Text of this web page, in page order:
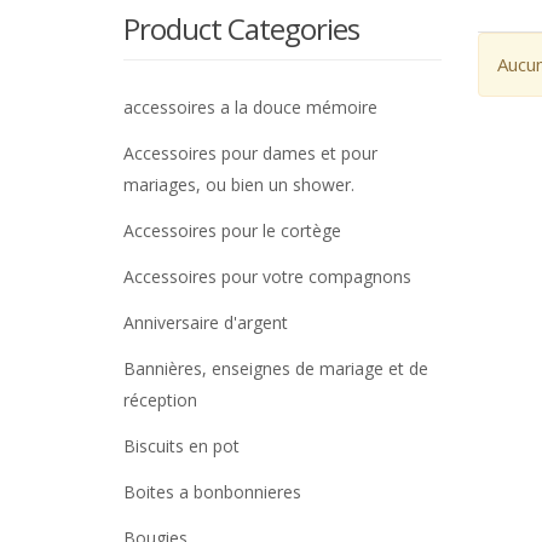
Product Categories
accessoires a la douce mémoire
Accessoires pour dames et pour
mariages, ou bien un shower.
Accessoires pour le cortège
Accessoires pour votre compagnons
Anniversaire d'argent
Bannières, enseignes de mariage et de
réception
Biscuits en pot
Boites a bonbonnieres
Bougies